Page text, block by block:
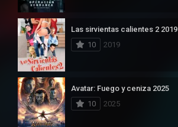
Las sirvientas calientes 2 2019
10
2019
Avatar: Fuego y ceniza 2025
10
2025